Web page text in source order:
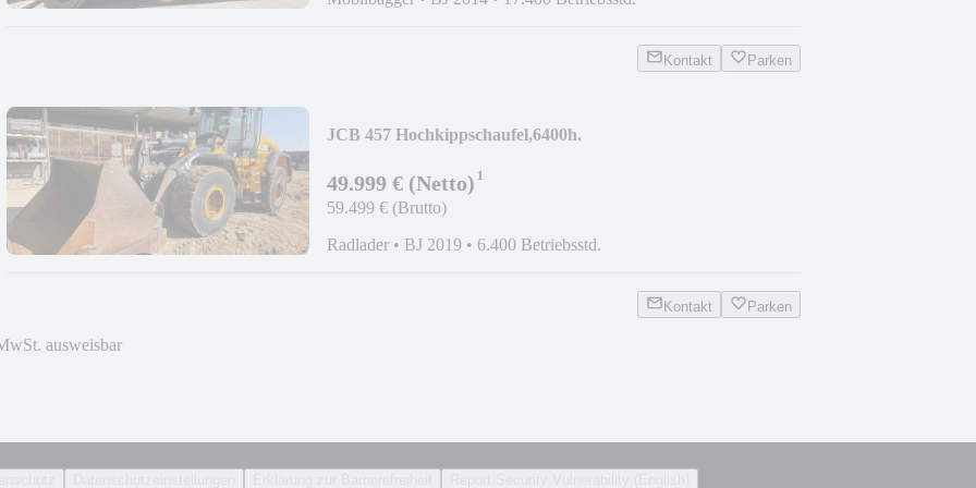
Kontakt Parken
JCB 457 Hochkippschaufel,6400h.
49.999 € (Netto)¹
59.499 € (Brutto)
Radlader • BJ 2019 • 6.400 Betriebsstd.
Kontakt Parken
ausweisbar